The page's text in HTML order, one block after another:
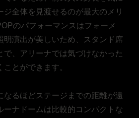
ジ全体を見渡せるのが最大のメリ
のパフォーマンスはフォーメ
明演出が美しいため、スタンド席
で、アリーナでは気づけなかった
とができます。
なるほどステージまでの距離が遠
ーナドームは比較的コンパクトな